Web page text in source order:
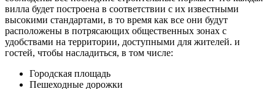
вилла будет построена в соответствии с их известными
высокими стандартами, в то время как все они будут
расположены в потрясающих общественных зонах с
удобствами на территории, доступными для жителей. и
гостей, чтобы насладиться, в том числе:
Городская площадь
Пешеходные дорожки